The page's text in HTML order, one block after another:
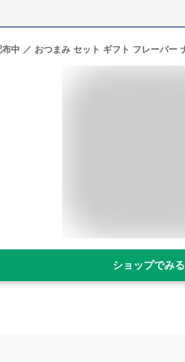
ショップでみる